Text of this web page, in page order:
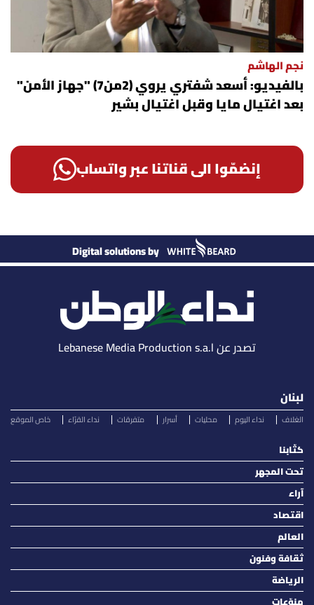
نجم الهاشم
بالفيديو: أسعد شفتري يروي (2من7) "جهاز الأمن"
بعد اغتيال مايا وقبل اغتيال بشير
إنضمّوا الى قناتنا عبر واتساب
Digital solutions by
تصدر عن Lebanese Media Production s.a.l
لبنان
الغلاف نداء اليوم محليات أسرار متفرقات نداء القرّاء خاص الموقع
كتّابنا
تحت المجهر
آراء
اقتصاد
العالم
ثقافة وفنون
الرياضة
منوّعات